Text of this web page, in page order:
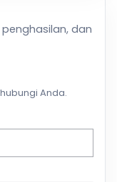
dan
Anda.